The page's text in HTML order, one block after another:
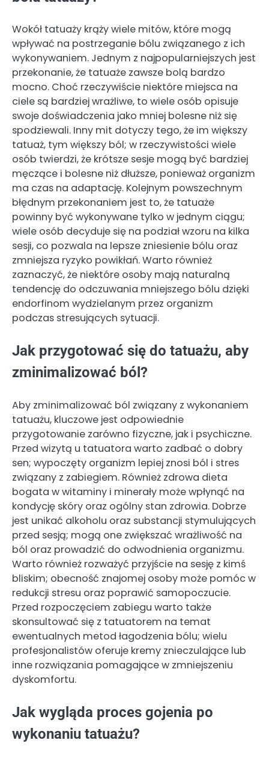
Wokół tatuaży krąży wiele mitów, które mogą
wpływać na postrzeganie bólu związanego z ich
wykonywaniem. Jednym z najpopularniejszych jest
przekonanie, że tatuaże zawsze bolą bardzo
mocno. Choć rzeczywiście niektóre miejsca na
ciele są bardziej wrażliwe, to wiele osób opisuje
swoje doświadczenia jako mniej bolesne niż się
spodziewali. Inny mit dotyczy tego, że im większy
tatuaż, tym większy ból; w rzeczywistości wiele
osób twierdzi, że krótsze sesje mogą być bardziej
męczące i bolesne niż dłuższe, ponieważ organizm
ma czas na adaptację. Kolejnym powszechnym
błędnym przekonaniem jest to, że tatuaże
powinny być wykonywane tylko w jednym ciągu;
wiele osób decyduje się na podział wzoru na kilka
sesji, co pozwala na lepsze zniesienie bólu oraz
zmniejsza ryzyko powikłań. Warto również
zaznaczyć, że niektóre osoby mają naturalną
tendencję do odczuwania mniejszego bólu dzięki
endorfinom wydzielanym przez organizm
podczas stresujących sytuacji.
Jak przygotować się do tatuażu, aby
zminimalizować ból?
Aby zminimalizować ból związany z wykonaniem
tatuażu, kluczowe jest odpowiednie
przygotowanie zarówno fizyczne, jak i psychiczne.
Przed wizytą u tatuatora warto zadbać o dobry
sen; wypoczęty organizm lepiej znosi ból i stres
związany z zabiegiem. Również zdrowa dieta
bogata w witaminy i minerały może wpłynąć na
kondycję skóry oraz ogólny stan zdrowia. Dobrze
jest unikać alkoholu oraz substancji stymulujących
przed sesją; mogą one zwiększać wrażliwość na
ból oraz prowadzić do odwodnienia organizmu.
Warto również rozważyć przyjście na sesję z kimś
bliskim; obecność znajomej osoby może pomóc w
redukcji stresu oraz poprawić samopoczucie.
Przed rozpoczęciem zabiegu warto także
skonsultować się z tatuatorem na temat
ewentualnych metod łagodzenia bólu; wielu
profesjonalistów oferuje kremy znieczulające lub
inne rozwiązania pomagające w zmniejszeniu
dyskomfortu.
Jak wygląda proces gojenia po
wykonaniu tatuażu?